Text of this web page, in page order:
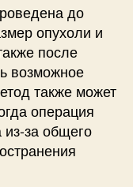
до
опухоли и
после
возможное
также может
операция
за общего